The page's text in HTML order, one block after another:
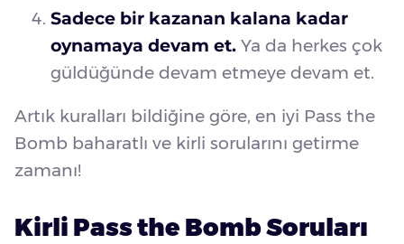
Sadece bir kazanan kalana kadar
oynamaya devam et. Ya da herkes çok
güldüğünde devam etmeye devam et.
Artık kuralları bildiğine göre, en iyi Pass the
Bomb baharatlı ve kirli sorularını getirme
zamanı!
Kirli Pass the Bomb Soruları